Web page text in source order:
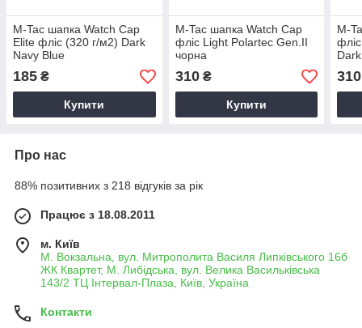
M-Tac шапка Watch Cap
Elite фліс (320 г/м2) Dark
Navy Blue
185 ₴
Купити
M-Tac шапка Watch Cap
фліс Light Polartec Gen.II
чорна
310₴
Купити
M-
310
Про нас
88% позитивних з 218 відгуків за рік
Працює з 18.08.2011
м. Київ
М. Вокзальна, вул. Митрополита Василя Липківського 16б
ЖК Квартет, М. Либідська, вул. Велика Васильківська
143/2 ТЦ Інтервал-Плаза, Київ, Україна
Контакти